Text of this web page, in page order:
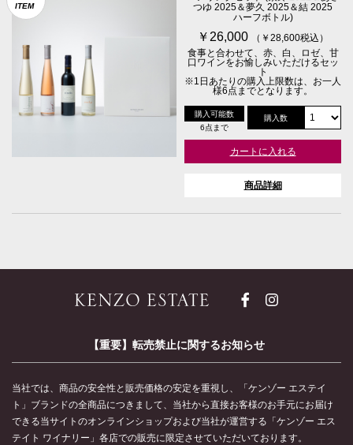
ITEM
つゆ 2025＆夢久 2025＆結 2025
ハーフボトル)
￥26,000
（￥28,600税込）
食事と合わせて、赤、白、ロゼ、甘
口ワインをお愉しみいただけるセッ
ト
※1日あたりの購入上限数は、お一人
様6点までとなります。
購入可能数
6点まで
購入数
カートに入れる
商品詳細
【重要】転売禁止に関するお知らせ
当社では、商品の安全性と販売価格の安定を重視し、「ケンゾー エステイ
ト」ブランドの全商品につきまして、当社から直接お客様のお手元にお届け
できる当サイトのオンラインショップおよび当社が運営する「ケンゾー エス
テイト ワイナリー」各店での販売に限定させていただいております。